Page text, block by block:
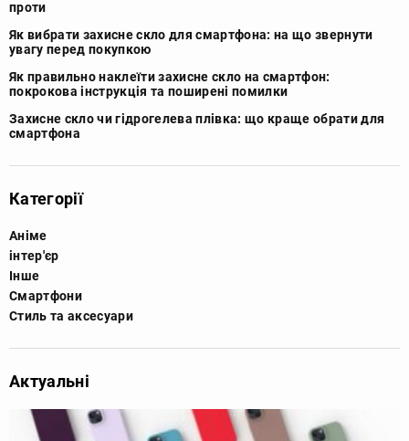
проти
Як вибрати захисне скло для смартфона: на що звернути
увагу перед покупкою
Як правильно наклеїти захисне скло на смартфон:
покрокова інструкція та поширені помилки
Захисне скло чи гідрогелева плівка: що краще обрати для
смартфона
Категорії
Аніме
інтер'єр
Інше
Смартфони
Стиль та аксесуари
Актуальні